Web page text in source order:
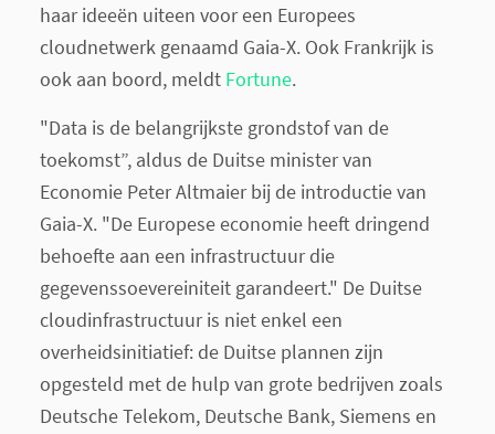
haar ideeën uiteen voor een Europees
cloudnetwerk genaamd Gaia-X. Ook Frankrijk is
ook aan boord, meldt Fortune.
"Data is de belangrijkste grondstof van de
toekomst”, aldus de Duitse minister van
Economie Peter Altmaier bij de introductie van
Gaia-X. "De Europese economie heeft dringend
behoefte aan een infrastructuur die
gegevenssoevereiniteit garandeert." De Duitse
cloudinfrastructuur is niet enkel een
overheidsinitiatief: de Duitse plannen zijn
opgesteld met de hulp van grote bedrijven zoals
Deutsche Telekom, Deutsche Bank, Siemens en